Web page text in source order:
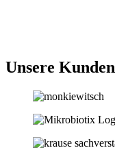
Unsere Kunden